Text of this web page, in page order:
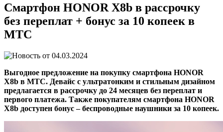
Смартфон HONOR X8b в рассрочку
без переплат + бонус за 10 копеек в
МТС
04.03.2024
Выгодное предложение на покупку смартфона HONOR
X8b в МТС. Девайс с ультратонким и стильным дизайном
предлагается в рассрочку до 24 месяцев без переплат и
первого платежа. Также покупателям смартфона HONOR
X8b доступен бонус – беспроводные наушники за 10 копеек.